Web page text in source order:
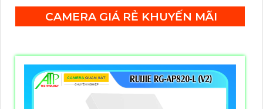
CAMERA GIÁ RẺ KHUYẾN MÃI